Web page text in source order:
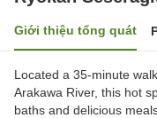
Giới thiệu tổng quát
Located a 35-minute
Arakawa River, this hot
baths and delicious